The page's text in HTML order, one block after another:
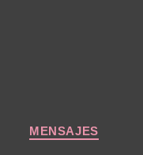
Categories
MENSAJES